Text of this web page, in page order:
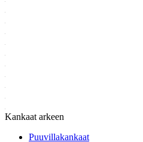
Kankaat arkeen
Puuvillakankaat